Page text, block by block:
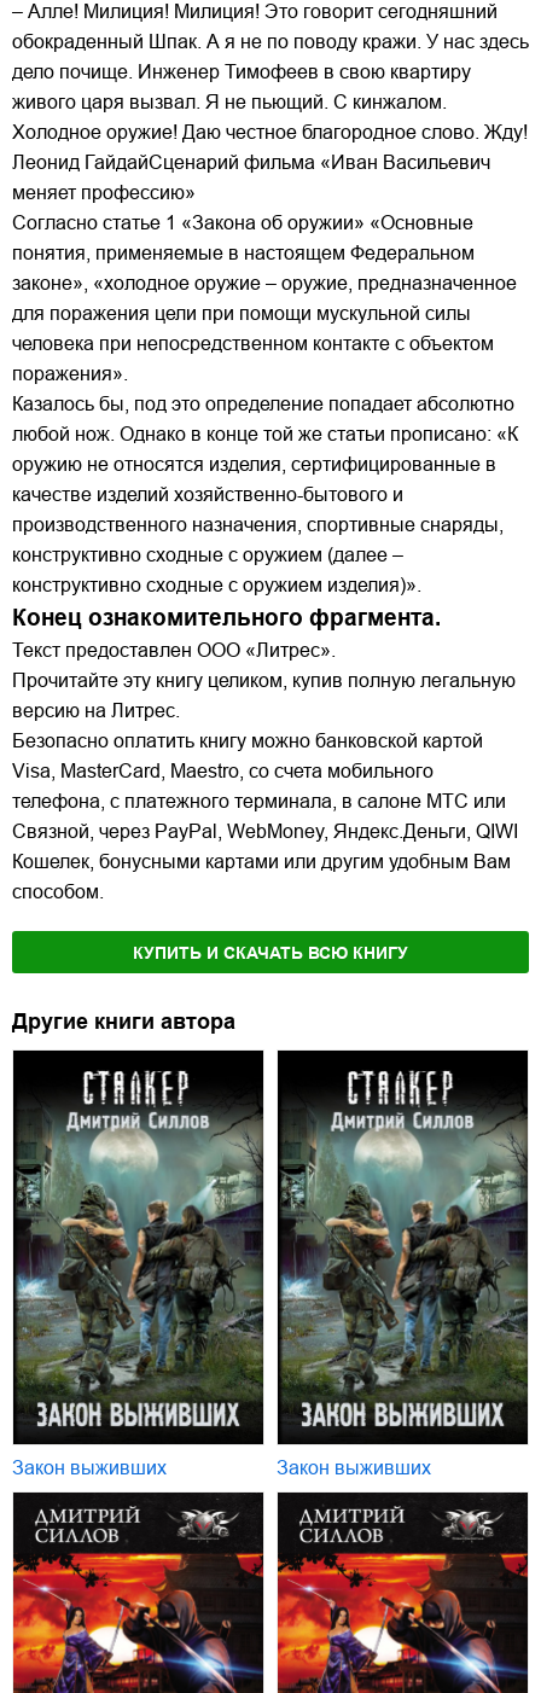
– Алле! Милиция! Милиция! Это говорит сегодняшний
обокраденный Шпак. А я не по поводу кражи. У нас здесь
дело почище. Инженер Тимофеев в свою квартиру
живого царя вызвал. Я не пьющий. С кинжалом.
Холодное оружие! Даю честное благородное слово. Жду!
Леонид ГайдайСценарий фильма «Иван Васильевич
меняет профессию»
Согласно статье 1 «Закона об оружии» «Основные
понятия, применяемые в настоящем Федеральном
законе», «холодное оружие – оружие, предназначенное
для поражения цели при помощи мускульной силы
человека при непосредственном контакте с объектом
поражения».
Казалось бы, под это определение попадает абсолютно
любой нож. Однако в конце той же статьи прописано: «К
оружию не относятся изделия, сертифицированные в
качестве изделий хозяйственно-бытового и
производственного назначения, спортивные снаряды,
конструктивно сходные с оружием (далее –
конструктивно сходные с оружием изделия)».
Конец ознакомительного фрагмента.
Текст предоставлен ООО «Литрес».
Прочитайте эту книгу целиком, купив полную легальную
версию на Литрес.
Безопасно оплатить книгу можно банковской картой
Visa, MasterCard, Maestro, со счета мобильного
телефона, с платежного терминала, в салоне МТС или
Связной, через PayPal, WebMoney, Яндекс.Деньги, QIWI
Кошелек, бонусными картами или другим удобным Вам
способом.
КУПИТЬ И СКАЧАТЬ ВСЮ КНИГУ
Другие книги автора
Закон выживших Закон выживших